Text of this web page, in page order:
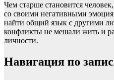
Чем старше становится
со своими негативными
найти общий язык с другими
конфликты не мешали жить и
личности.
Навигация по